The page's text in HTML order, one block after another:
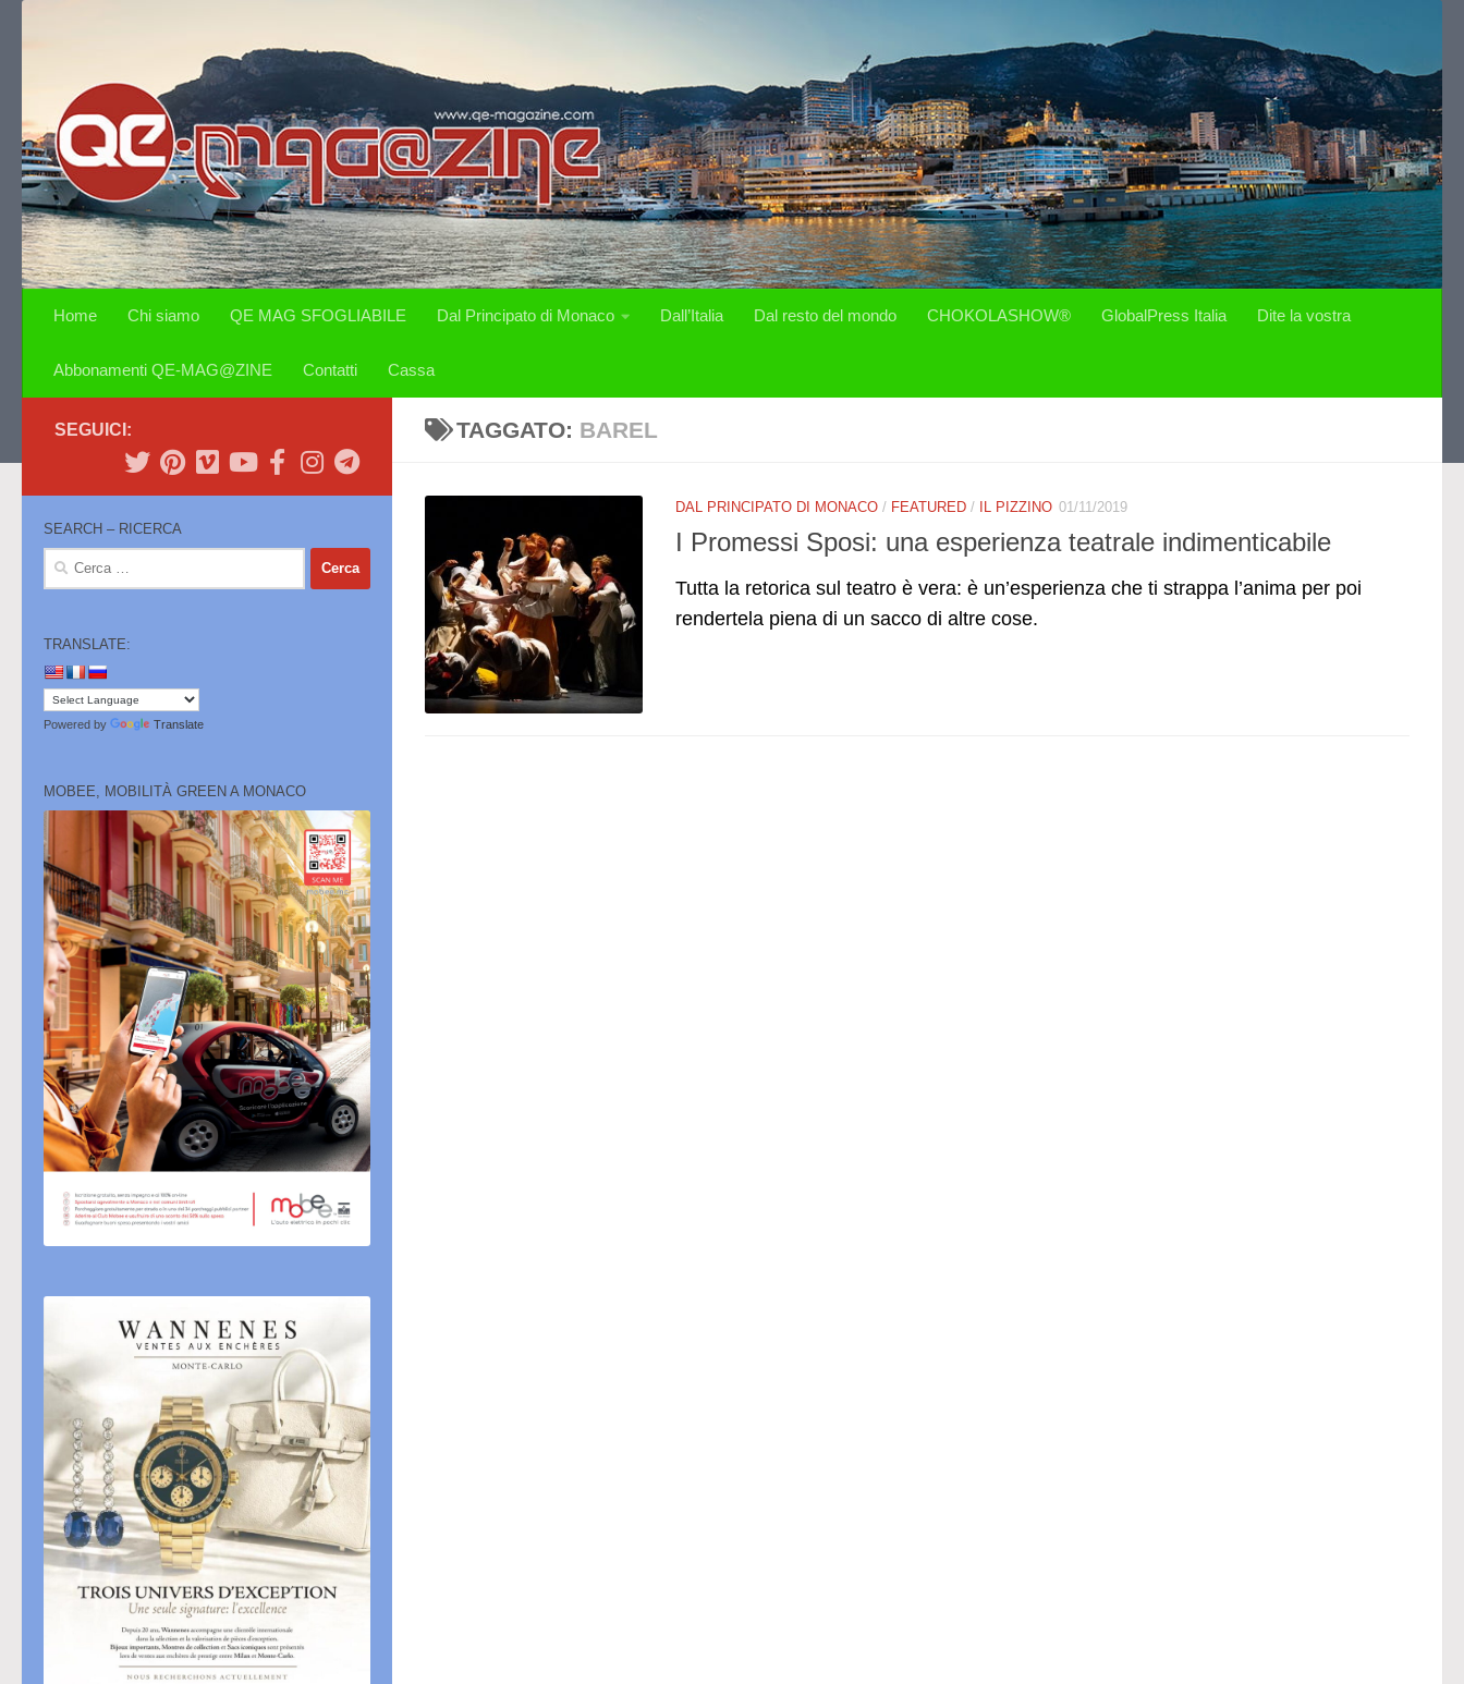
Home Chi siamo QE MAG SFOGLIABILE Dal Principato di Monaco Dall’Italia Dal resto del mondo CHOKOLASHOW® GlobalPress Italia Dite la vostra
Abbonamenti QE-MAG@ZINE Contatti Cassa
TAGGATO: BAREL
DAL PRINCIPATO DI MONACO / FEATURED / IL PIZZINO 01/11/2019
I Promessi Sposi: una esperienza teatrale indimenticabile
Tutta la retorica sul teatro è vera: è un’esperienza che ti strappa l’anima per poi
rendertela piena di un sacco di altre cose.
SEGUICI:
SEARCH – RICERCA
Ricerca
TRANSLATE:
Powered by Translate
MOBEE, MOBILITÀ GREEN A MONACO